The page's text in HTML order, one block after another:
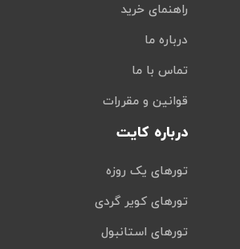
راهنمای خرید
درباره ما
تماس با ما
قوانین و مقررات
درباره کایت
تورهای یک روزه
تورهای کویر گردی
تورهای استانبول